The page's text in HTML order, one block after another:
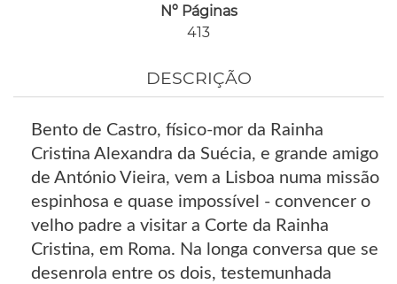
Nº Páginas
413
DESCRIÇÃO
Bento de Castro, físico-mor da Rainha
Cristina Alexandra da Suécia, e grande amigo
de António Vieira, vem a Lisboa numa missão
espinhosa e quase impossível - convencer o
velho padre a visitar a Corte da Rainha
Cristina, em Roma. Na longa conversa que se
desenrola entre os dois, testemunhada